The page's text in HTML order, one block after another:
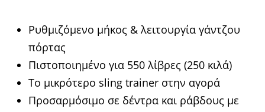
Ρυθμιζόμενο μήκος & λειτουργία γάντζου
πόρτας
Πιστοποιημένο για 550 λίβρες (250 κιλά)
Το μικρότερο sling trainer στην αγορά
Προσαρμόσιμο σε δέντρα και ράβδους με